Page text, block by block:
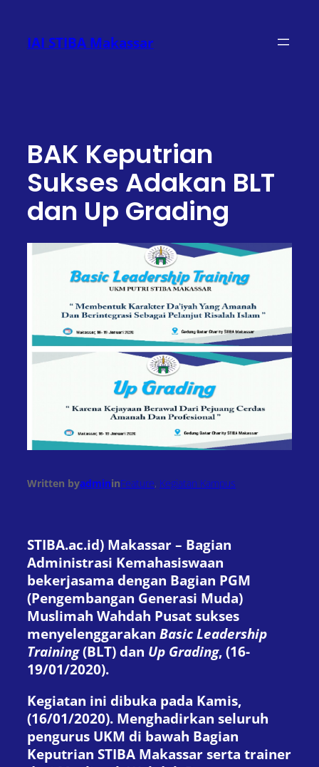
konten
IAI STIBA Makassar
BAK Keputrian
Sukses Adakan BLT
dan Up Grading
Written byadmininFeature, Kegiatan Kampus
STIBA.ac.id) Makassar – Bagian
Administrasi Kemahasiswaan
bekerjasama dengan Bagian PGM
(Pengembangan Generasi Muda)
Muslimah Wahdah Pusat sukses
menyelenggarakan Basic Leadership
Training(BLT) dan Up Grading, (16-
19/01/2020).
Kegiatan ini dibuka pada Kamis,
(16/01/2020). Menghadirkan seluruh
pengurus UKM di bawah Bagian
Keputrian STIBA Makassar serta trainer